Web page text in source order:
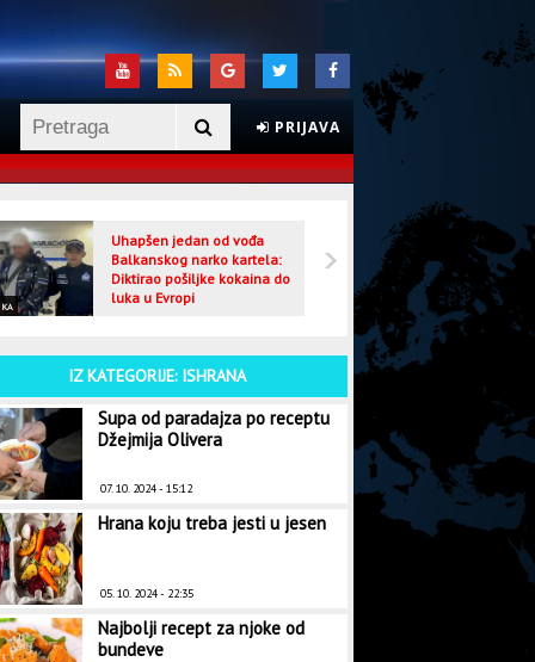
PRIJAVA
Uhapšen jedan od vođa
Balkanskog narko kartela:
Diktirao pošiljke kokaina do
luka u Evropi
CRNA HRONIKA
IZ KATEGORIJE: ISHRANA
Supa od paradajza po receptu
Džejmija Olivera
07. 10. 2024 - 15:12
Hrana koju treba jesti u jesen
05. 10. 2024 - 22:35
Najbolji recept za njoke od
bundeve